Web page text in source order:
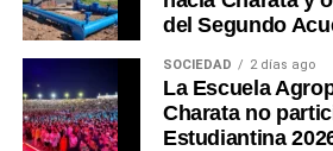
del Segundo
SOCIEDAD 2 días ago
La Escuela
Charata no
Estudiantina